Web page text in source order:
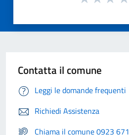
Contatta il comune
Leggi le domande frequenti
Richiedi Assistenza
Chiama il comune 0923